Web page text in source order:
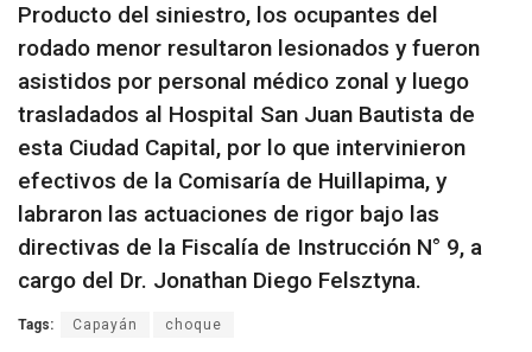
Producto del siniestro, los ocupantes del
rodado menor resultaron lesionados y fueron
asistidos por personal médico zonal y luego
trasladados al Hospital San Juan Bautista de
esta Ciudad Capital, por lo que intervinieron
efectivos de la Comisaría de Huillapima, y
labraron las actuaciones de rigor bajo las
directivas de la Fiscalía de Instrucción N° 9, a
cargo del Dr. Jonathan Diego Felsztyna.
Tags: Capayán choque